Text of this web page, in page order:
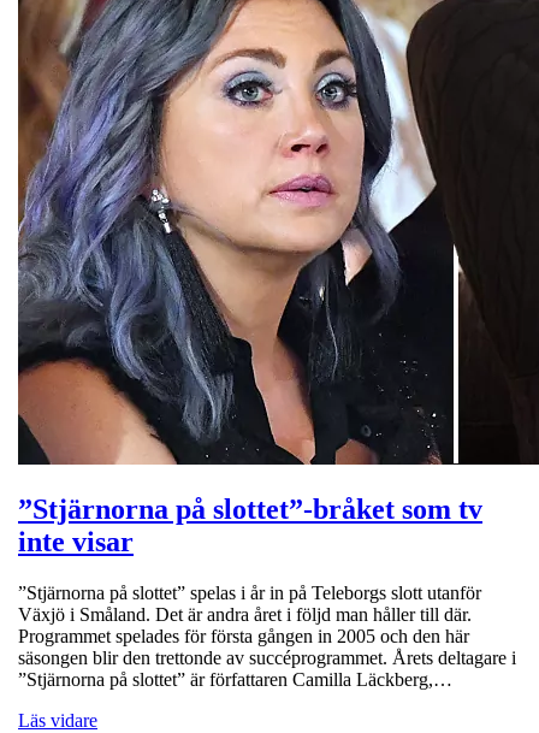
”Stjärnorna på slottet”-bråket som tv
inte visar
”Stjärnorna på slottet” spelas i år in på Teleborgs slott utanför
Växjö i Småland. Det är andra året i följd man håller till där.
Programmet spelades för första gången in 2005 och den här
säsongen blir den trettonde av succéprogrammet. Årets deltagare i
”Stjärnorna på slottet” är författaren Camilla Läckberg,…
Läs vidare